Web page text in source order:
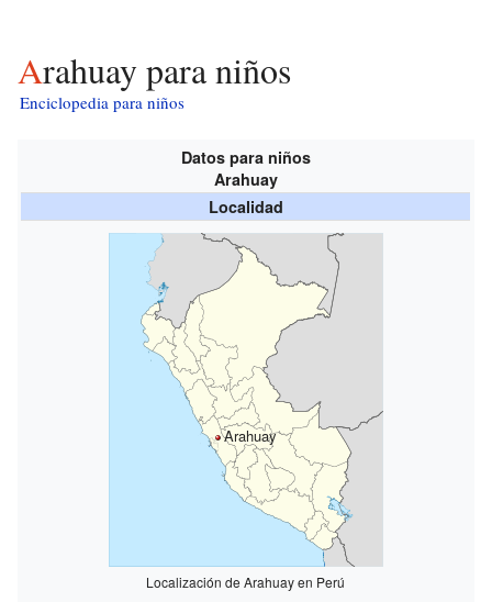
Arahuay para niños
Enciclopedia para niños
Datos para niños
Arahuay
Localidad
Arahuay
Localización de Arahuay en Perú